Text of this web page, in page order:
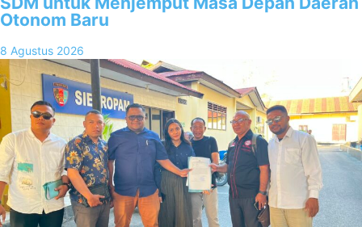
Otonom Baru
8 Agustus 2026